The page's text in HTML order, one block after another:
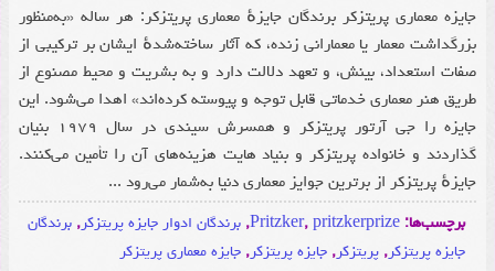
جایزه معماری پریتزکر برندگان جایزهٔ معماری پریتزکر: هر ساله «به‌منظور
بزرگداشت معمار یا معمارانی زنده، که آثار ساخته‌شدهٔ ایشان بر ترکیبی از
صفات استعداد، بینش، و تعهد دلالت دارد و به بشریت و محیط مصنوع از
طریق هنر معماری خدماتی قابل توجه و پیوسته کرده‌اند» اهدا می‌شود. این
جایزه را جی آرتور پریتزکر و همسرش سیندی در سال ۱۹۷۹ بنیان
گذاردند و خانواده پریتزکر و بنیاد هایت هزینه‌های آن را تأمین می‌کنند.
جایزهٔ پریتزکر از برترین جوایز معماری دنیا به‌شمار می‌رود ...
برچسب‌ها: Pritzker,pritzkerprize
,برندگان ادوار جایزه پریتزکر,برندگان
جایزه پریتزکر,پریتزکر,جایزه پریتزکر,جایزه معماری پریتزکر